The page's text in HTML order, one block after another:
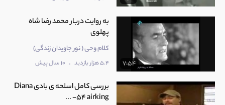
7:54
به روایت دربار محمد رضا شاه
پهلوی
کلام وحی ( نور جاویدان زندگی)
5.4 هزار بازدید . 10 سال پیش
بررسی کامل اسلحه ی بادی Diana
54 airking- ...